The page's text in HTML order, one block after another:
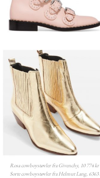
Rosa cowboystøvler fra Givenchy, 10 774
Sorte cowboystøvler fra Helmut Lang,